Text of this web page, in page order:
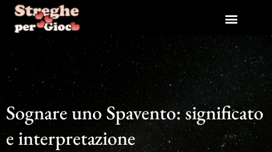
contenuto
Sognare uno Spavento: significato
e interpretazione